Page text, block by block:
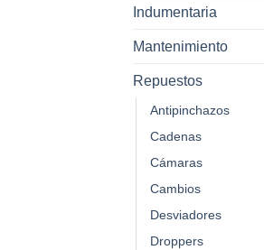
Indumentaria
Mantenimiento
Repuestos
Antipinchazos
Cadenas
Cámaras
Cambios
Desviadores
Droppers